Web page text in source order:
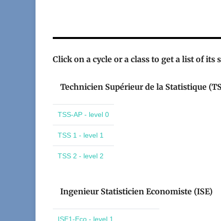
Click on a cycle or a class to get a list of its
Technicien Supérieur de la Statistique
TSS-AP - level 0
TSS 1 - level 1
TSS 2 - level 2
Ingenieur Statisticien Economiste (ISE)
ISE1-Eco - level 1